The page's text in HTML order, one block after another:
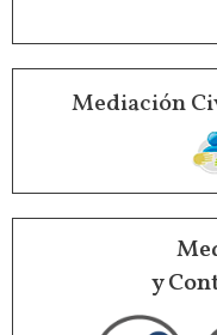
Mediación
y